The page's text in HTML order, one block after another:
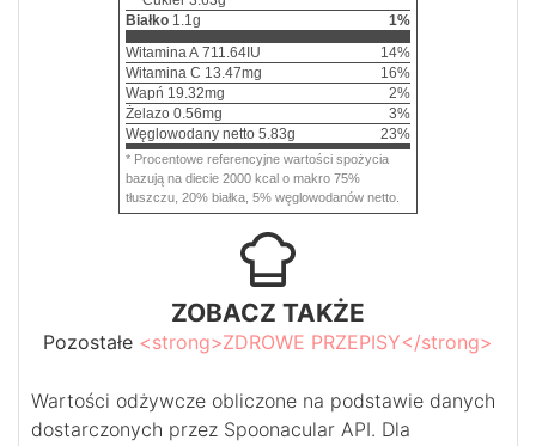
Białko 1.1g 1%
Witamina A 711.64 IU 14%
Witamina C 13.47mg 16%
Wapń 19.32mg 2%
Żelazo 0.56mg 3%
Węglowodany netto 5.83g 23%
* Procentowe referencyjne wartości spożycia
bazują na diecie 2000 kcal o makro 75%
tłuszczu, 20% białka, 5% węglowodanów netto.
ZOBACZ TAKŻE
Pozostałe <strong>ZDROWE PRZEPISY</strong>
Wartości odżywcze obliczone na podstawie danych
dostarczonych przez Spoonacular API. Dla